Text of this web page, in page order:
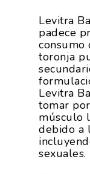
Levitra
padece
toronja
Levitra
tomar
músculo
debido a
sexuales.